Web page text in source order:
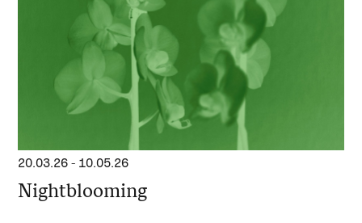
20.03.26 - 10.05.26
Nightblooming